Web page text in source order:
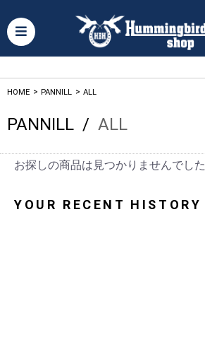
HOME > PANNILL > ALL
PANNILL / ALL
お探しの商品は見つかりませんでした
YOUR RECENT HISTORY